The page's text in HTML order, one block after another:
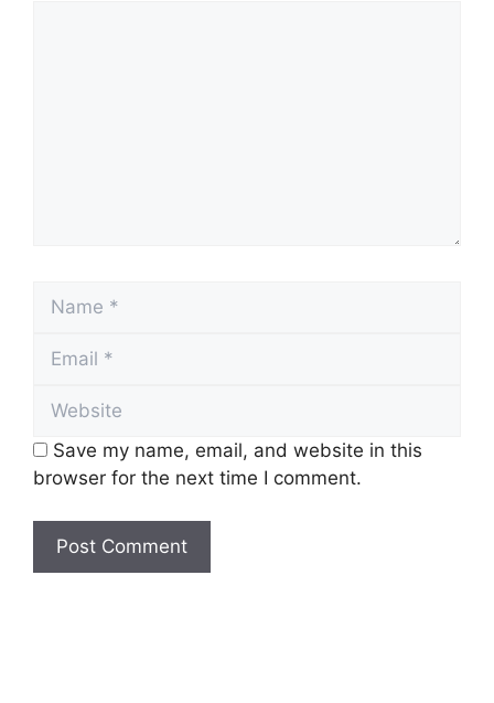
Name
Email
Website
Save my name, email, and website in this
browser for the next time I comment.